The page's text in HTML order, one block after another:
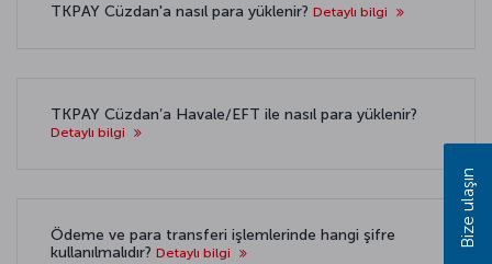
TKPAY Cüzdan'a nasıl para yüklenir? Detaylı bilgi
TKPAY Cüzdan’a Havale/EFT ile nasıl para yüklenir?
Detaylı bilgi
Ödeme ve para transferi işlemlerinde hangi şifre
kullanılmalıdır? Detaylı bilgi
Bize ulaşın